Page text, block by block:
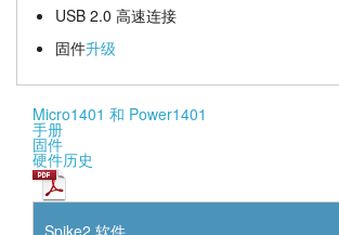
USB 2.0 高速连接
固件升级
Micro1401 和 Power1401
手册
固件
硬件历史